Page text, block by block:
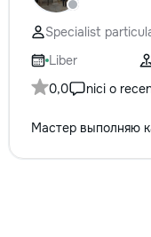
не включается? Не
покупать новую!
бюджет.
Specialist
Liber
0,0
nici o
Мастер выполняю